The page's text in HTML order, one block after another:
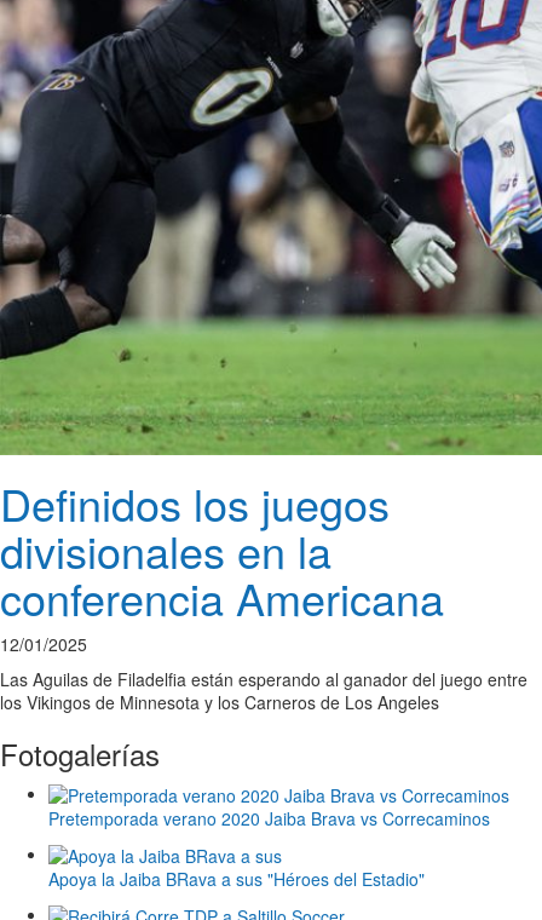
Definidos los juegos
divisionales en la
conferencia Americana
12/01/2025
Las Aguilas de Filadelfia están esperando al ganador del juego entre
los Vikingos de Minnesota y los Carneros de Los Angeles
Fotogalerías
Pretemporada verano 2020 Jaiba Brava vs Correcaminos
Apoya la Jaiba BRava a sus "Héroes del Estadio"